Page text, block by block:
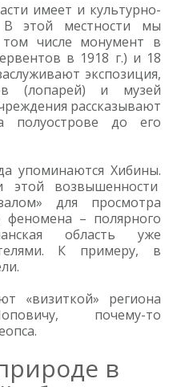
имеет и культурно-
В этой местности мы
числе монумент в
в 1918 г.) и 18
экспозиция,
(лопарей) и музей
рассказывают
до его
упоминаются Хибины.
этой возвышенности
для просмотра
феномена – полярного
область уже
К примеру, в
«визиткой» региона
почему-то
в